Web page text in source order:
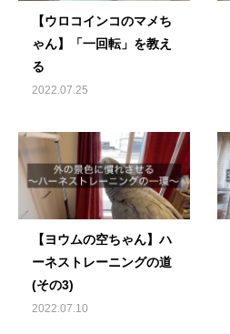
【ウロコインコのマメち
ゃん】「一回転」を教え
る
2022.07.25
【ヨウムの空ちゃん】ハ
ーネストレーニングの道
(その3)
2022.07.10